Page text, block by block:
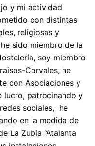
y mi actividad
con distintas
religiosas y
sido miembro de la
soy miembro
Corvales, he
con Asociaciones y
lucro, patrocinando y
sociales, he
en la medida de
La Zubia “Atalanta